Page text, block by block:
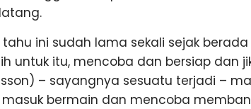
tahu ini sudah lama sekali sejak
untuk itu, mencoba dan bersiap dan
– sayangnya sesuatu terjadi –
masuk bermain dan mencoba